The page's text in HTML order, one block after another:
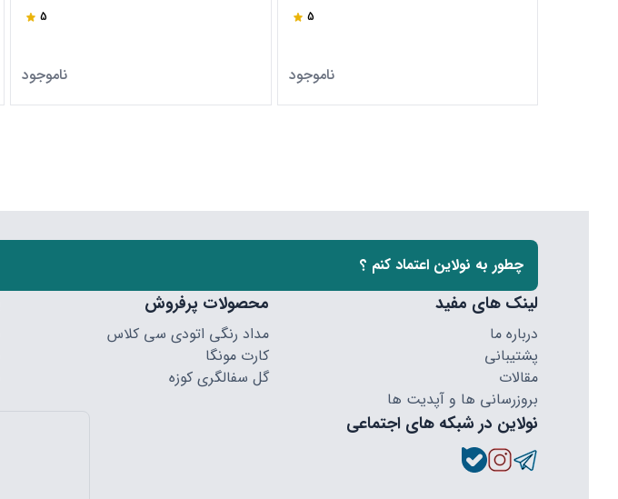
5
ناموجود
5
ناموجود
چطور به نولاین اعتماد کنم ؟
لینک های مفید
درباره ما
پشتیبانی
مقالات
بروزرسانی ها و آپدیت ها
محصولات پرفروش
مداد رنگی اتودی سی کلاس
کارت مونگا
گل سفالگری کوزه
نولاین در شبکه های اجتماعی